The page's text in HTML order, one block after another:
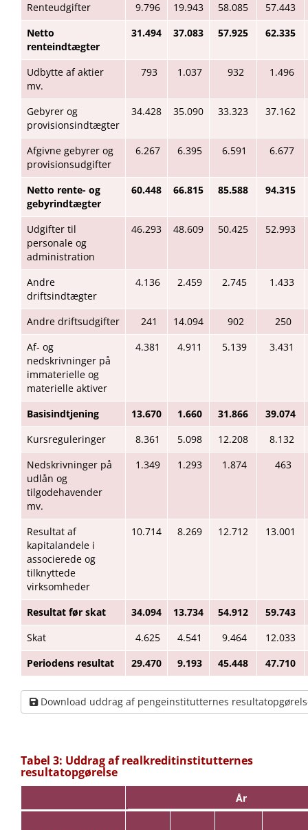
Renteudgifter
9.796 19.943 58.085
57.443
Netto
renteindtægter
31.494 37.083 57.925 62.335
Udbytte af aktier
mv.
793 1.037 932 1.496
Gebyrer og
provisionsindtægter
34.428 35.090 33.323 37.162
Afgivne gebyrer og
provisionsudgifter
6.267 6.395 6.591 6.677
Netto rente- og
gebyrindtægter
60.448 66.815 85.588 94.315
Udgifter til
personale og
administration
46.293 48.609 50.425 52.993
Andre
driftsindtægter
4.136 2.459 2.745 1.433
Andre driftsudgifter 241 14.094 902
250
Af- og
nedskrivninger på
immaterielle og
materielle aktiver
4.381 4.911 5.139 3.431
Basisindtjening 13.670 1.660 31.866
39.074
Kursreguleringer
8.361 5.098 12.208
8.132
Nedskrivninger på
udlån og
tilgodehavender
mv.
1.349 1.293 1.874 463
Resultat af
kapitalandele i
associerede og
tilknyttede
virksomheder
10.714 8.269 12.712 13.001
Resultat før skat 34.094 13.734 54.912
59.743
Skat
4.625 4.541 9.464
12.033
Periodens resultat
29.470 9.193 45.448 47.710
Download uddrag af pengeinstitutternes
Tabel 3: Uddrag af realkreditinstitutternes
resultatopgørelse
År